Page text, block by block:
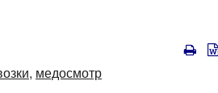
медосмотр